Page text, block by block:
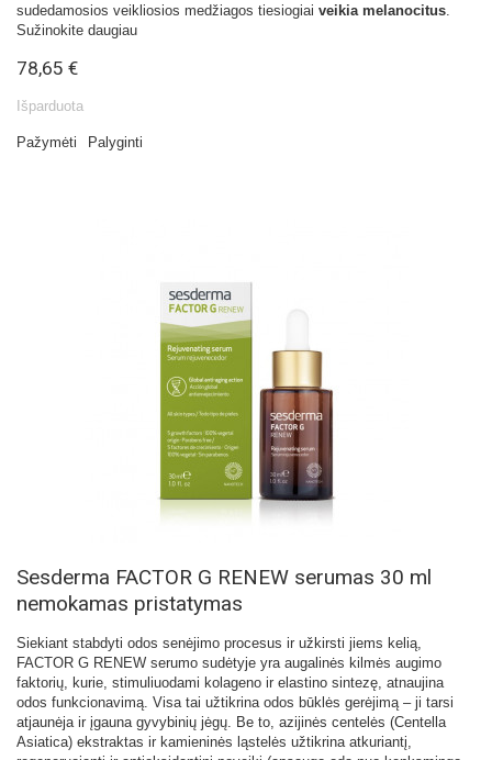
sudedamosios veikliosios medžiagos tiesiogiai veikia melanocitus
Sužinokite daugiau
78,65 €
Išparduota
Pažymėti Palyginti
Sesderma FACTOR G RENEW serumas 30 ml
nemokamas pristatymas
Siekiant stabdyti odos senėjimo procesus ir užkirsti jiems kelią,
FACTOR G RENEW serumo sudėtyje yra augalinės kilmės augimo
faktorių, kurie, stimuliuodami kolageno ir elastino sintezę, atnaujina
odos funkcionavimą. Visa tai užtikrina odos būklės gerėjimą – ji tarsi
atjaunėja ir įgauna gyvybinių jėgų. Be to, azijinės centelės (Centella
Asiatica) ekstraktas ir kamieninės ląstelės užtikrina atkuriantį,